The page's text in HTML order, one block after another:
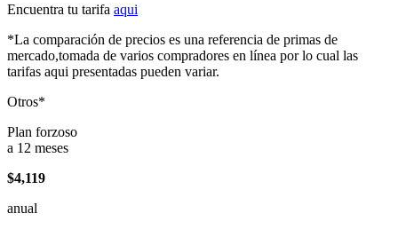
Encuentra tu tarifa aqui
*La comparación de precios es una referencia de primas de
mercado,tomada de varios compradores en línea por lo cual las
tarifas aqui presentadas pueden variar.
Otros*
Plan forzoso
a 12 meses
$4,119
anual